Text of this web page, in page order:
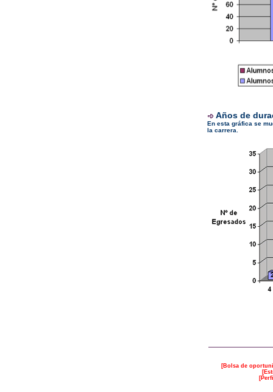
Años de
En esta gráfica se
la carrera.
[Bolsa de
[
[